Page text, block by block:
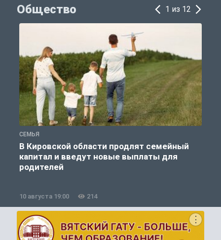
Общество 1 из 12
СЕМЬЯ
В Кировской области продлят семейный
капитал и введут новые выплаты для
родителей
10 августа 19:00 214